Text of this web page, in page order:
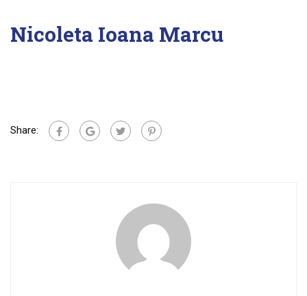
Nicoleta Ioana Marcu
Share: